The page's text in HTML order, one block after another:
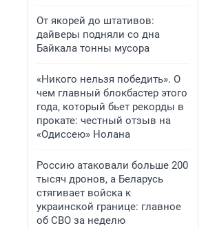
От якорей до штативов:
дайверы подняли со дна
Байкала тонны мусора
«Никого нельзя победить». О
чем главный блокбастер этого
года, который бьет рекорды в
прокате: честный отзыв на
«Одиссею» Нолана
Россию атаковали больше 200
тысяч дронов, а Беларусь
стягивает войска к
украинской границе: главное
об СВО за неделю